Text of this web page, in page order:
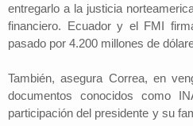
entregarlo a la justicia
financiero. Ecuador y el FMI
pasado por 4.200 millones de
También, asegura Correa, en
documentos conocidos como
participación del presidente y su